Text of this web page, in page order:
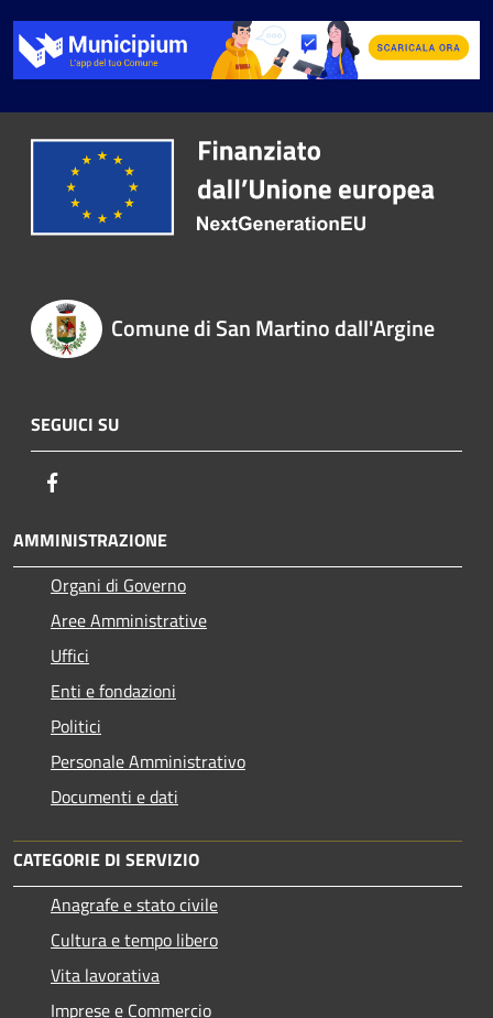
Comune di San Martino dall'Argine
SEGUICI SU
AMMINISTRAZIONE
Organi di Governo
Aree Amministrative
Uffici
Enti e fondazioni
Politici
Personale Amministrativo
Documenti e dati
CATEGORIE DI SERVIZIO
Anagrafe e stato civile
Cultura e tempo libero
Vita lavorativa
Imprese e Commercio